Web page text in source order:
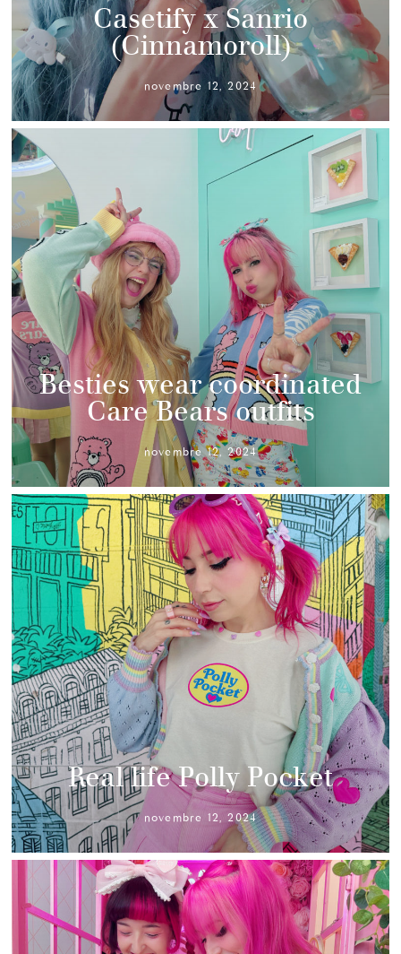
Casetify x Sanrio
(Cinnamoroll)
novembre 12, 2024
Besties wear coordinated
Care Bears outfits
novembre 12, 2024
Real life Polly Pocket
novembre 12, 2024